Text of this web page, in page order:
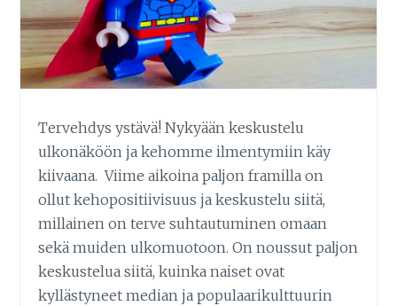
Tervehdys ystävä! Nykyään keskustelu
ulkonäköön ja kehomme ilmentymiin käy
kiivaana. Viime aikoina paljon framilla on
ollut kehopositiivisuus ja keskustelu siitä,
millainen on terve suhtautuminen omaan
sekä muiden ulkomuotoon. On noussut paljon
keskustelua siitä, kuinka naiset ovat
kyllästyneet median ja populaarikulttuurin